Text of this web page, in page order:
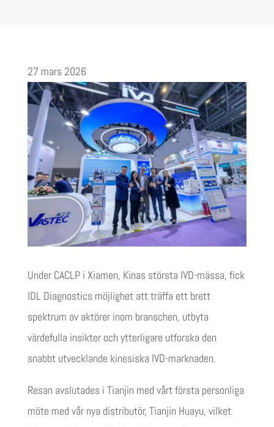
27 mars 2026
Under CACLP i Xiamen, Kinas största IVD-mässa, fick
IDL Diagnostics möjlighet att träffa ett brett
spektrum av aktörer inom branschen, utbyta
värdefulla insikter och ytterligare utforska den
snabbt utvecklande kinesiska IVD-marknaden.
Resan avslutades i Tianjin med vårt första personliga
möte med vår nya distributör, Tianjin Huayu, vilket